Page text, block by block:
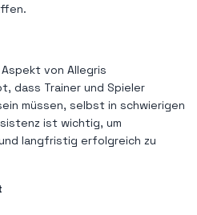
von Allegris
dass Trainer und Spieler
müssen, selbst in schwierigen
ist wichtig, um
langfristig erfolgreich zu